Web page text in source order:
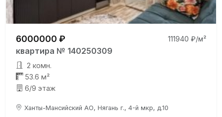
6000000 ₽ 111940 ₽/м²
квартира № 140250309
2 комн.
53.6 м²
6/9 этаж
Ханты-Мансийский АО, Нягань г., 4-й мкр, д.10